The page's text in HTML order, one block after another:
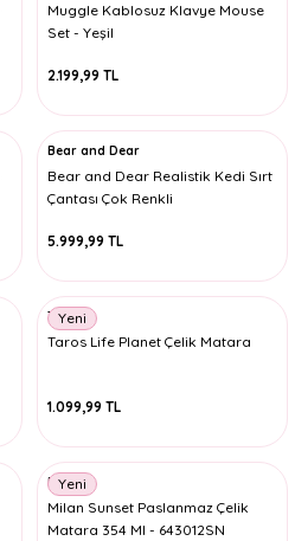
Muggle Kablosuz Klavye Mouse
Set - Yeşil
2.199,99 TL
Bear and Dear
Bear and Dear Realistik Kedi Sırt
Çantası Çok Renkli
5.999,99 TL
Yeni
Taros
Taros Life Planet Çelik Matara
1.099,99 TL
Yeni
Milan
Milan Sunset Paslanmaz Çelik
Matara 354 Ml - 643012SN